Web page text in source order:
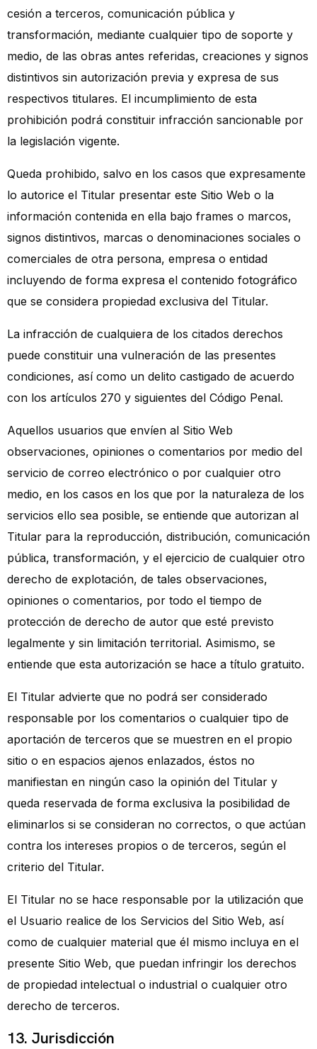
cesión a terceros, comunicación pública y
transformación, mediante cualquier tipo de soporte y
medio, de las obras antes referidas, creaciones y signos
distintivos sin autorización previa y expresa de sus
respectivos titulares. El incumplimiento de esta
prohibición podrá constituir infracción sancionable por
la legislación vigente.
Queda prohibido, salvo en los casos que expresamente
lo autorice el Titular presentar este Sitio Web o la
información contenida en ella bajo frames o marcos,
signos distintivos, marcas o denominaciones sociales o
comerciales de otra persona, empresa o entidad
incluyendo de forma expresa el contenido fotográfico
que se considera propiedad exclusiva del Titular.
La infracción de cualquiera de los citados derechos
puede constituir una vulneración de las presentes
condiciones, así como un delito castigado de acuerdo
con los artículos 270 y siguientes del Código Penal.
Aquellos usuarios que envíen al Sitio Web
observaciones, opiniones o comentarios por medio del
servicio de correo electrónico o por cualquier otro
medio, en los casos en los que por la naturaleza de los
servicios ello sea posible, se entiende que autorizan al
Titular para la reproducción, distribución, comunicación
pública, transformación, y el ejercicio de cualquier otro
derecho de explotación, de tales observaciones,
opiniones o comentarios, por todo el tiempo de
protección de derecho de autor que esté previsto
legalmente y sin limitación territorial. Asimismo, se
entiende que esta autorización se hace a título gratuito.
El Titular advierte que no podrá ser considerado
responsable por los comentarios o cualquier tipo de
aportación de terceros que se muestren en el propio
sitio o en espacios ajenos enlazados, éstos no
manifiestan en ningún caso la opinión del Titular y
queda reservada de forma exclusiva la posibilidad de
eliminarlos si se consideran no correctos, o que actúan
contra los intereses propios o de terceros, según el
criterio del Titular.
El Titular no se hace responsable por la utilización que
el Usuario realice de los Servicios del Sitio Web, así
como de cualquier material que él mismo incluya en el
presente Sitio Web, que puedan infringir los derechos
de propiedad intelectual o industrial o cualquier otro
derecho de terceros.
13. Jurisdicción